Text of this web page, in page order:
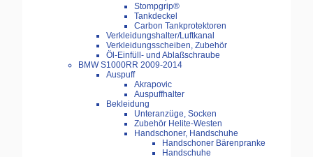
Stompgrip®
Tankdeckel
Carbon Tankprotektoren
Verkleidungshalter/Luftkanal
Verkleidungsscheiben, Zubehör
Öl-Einfüll- und Ablaßschraube
BMW S1000RR 2009-2014
Auspuff
Akrapovic
Auspuffhalter
Bekleidung
Unteranzüge, Socken
Zubehör Helite-Westen
Handschoner, Handschuhe
Handschoner Bärenpranke
Handschuhe